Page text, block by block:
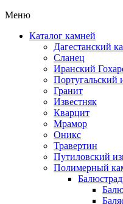
Меню
Каталог камней
Дагестанский
Сланец
Иранский
Португальский
Гранит
Известняк
Кварцит
Мрамор
Оникс
Травертин
Путиловский
Полимерный